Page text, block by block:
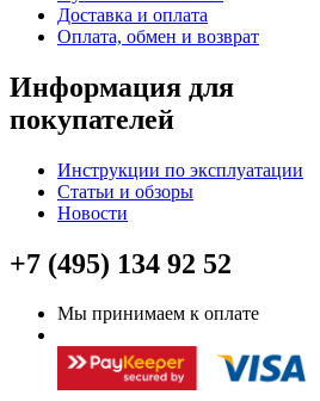
Доставка и оплата
Оплата, обмен и возврат
Информация для
покупателей
Инструкции по эксплуатации
Статьи и обзоры
Новости
+7 (495) 134 92 52
Мы принимаем к оплате